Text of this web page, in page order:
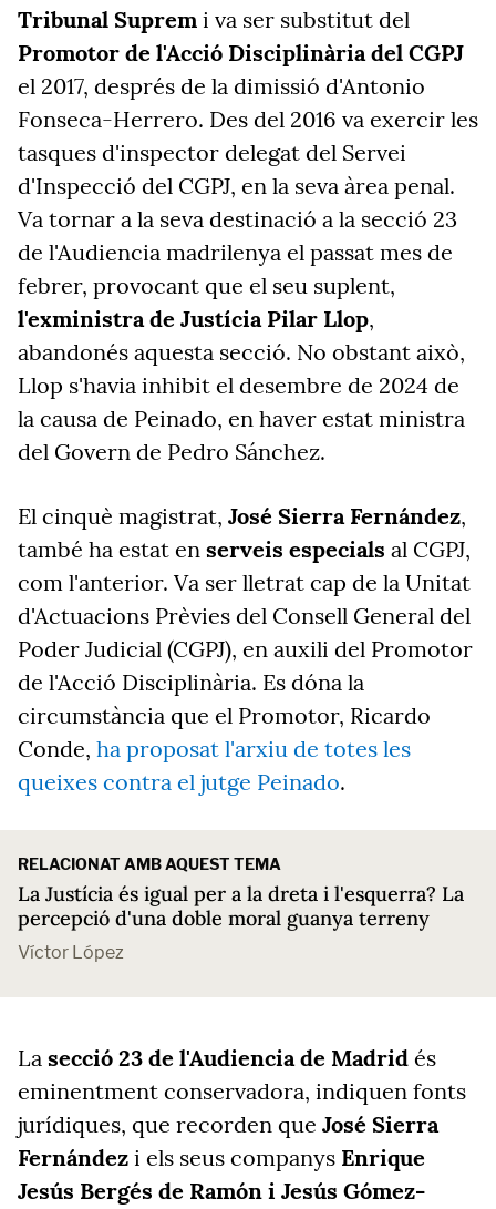
Tribunal Suprem i va ser substitut del
Promotor de l'Acció Disciplinària del CGPJ
el 2017, després de la dimissió d'Antonio
Fonseca-Herrero. Des del 2016 va exercir les
tasques d'inspector delegat del Servei
d'Inspecció del CGPJ, en la seva àrea penal.
Va tornar a la seva destinació a la secció 23
de l'Audiencia madrilenya el passat mes de
febrer, provocant que el seu suplent,
l'exministra de Justícia Pilar Llop,
abandonés aquesta secció. No obstant això,
Llop s'havia inhibit el desembre de 2024 de
la causa de Peinado, en haver estat ministra
del Govern de Pedro Sánchez.
El cinquè magistrat, José Sierra Fernández,
també ha estat en serveis especials al CGPJ,
com l'anterior. Va ser lletrat cap de la Unitat
d'Actuacions Prèvies del Consell General del
Poder Judicial (CGPJ), en auxili del Promotor
de l'Acció Disciplinària. Es dóna la
circumstància que el Promotor, Ricardo
Conde, ha proposat l'arxiu de totes les
queixes contra el jutge Peinado.
RELACIONAT AMB AQUEST TEMA
La Justícia és igual per a la dreta i l'esquerra? La
percepció d'una doble moral guanya terreny
Víctor López
La secció 23 de l'Audiencia de Madrid és
eminentment conservadora, indiquen fonts
jurídiques, que recorden que José Sierra
Fernández i els seus companys Enrique
Jesús Bergés de Ramón i Jesús Gómez-